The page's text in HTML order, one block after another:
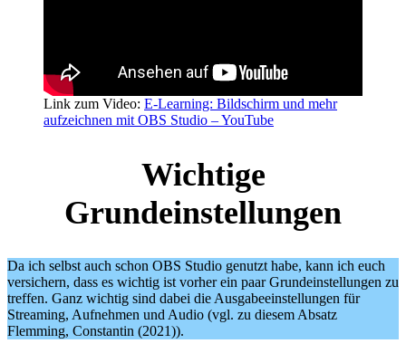
Link zum Video: E-Learning: Bildschirm und mehr
aufzeichnen mit OBS Studio – YouTube
Wichtige
Grundeinstellungen
Da ich selbst auch schon OBS Studio genutzt habe, kann ich euch
versichern, dass es wichtig ist vorher ein paar Grundeinstellungen zu
treffen. Ganz wichtig sind dabei die Ausgabeeinstellungen für
Streaming, Aufnehmen und Audio (vgl. zu diesem Absatz
Flemming, Constantin (2021)).